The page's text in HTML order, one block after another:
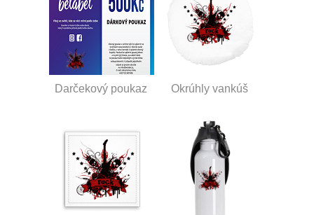
Darčekový poukaz Okrúhly vankúš